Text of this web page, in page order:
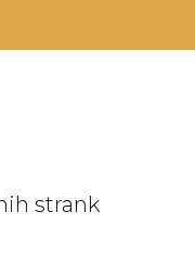
strank